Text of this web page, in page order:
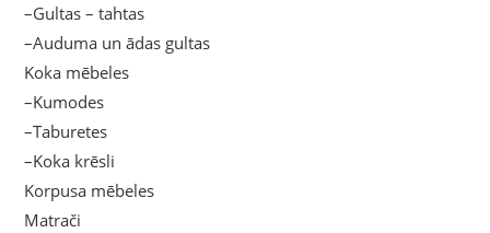
–Gultas – tahtas
–Auduma un ādas gultas
Koka mēbeles
–Kumodes
–Taburetes
–Koka krēsli
Korpusa mēbeles
Matrači